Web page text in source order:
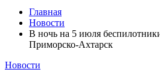
Главная
Новости
В ночь на 5 июля
Приморско-Ахтарск
Новости